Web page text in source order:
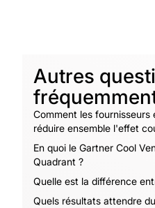
Autres
Comment les
réduire ensemble l'effet
En quoi le Gartner Cool
Quadrant ?
Quelle est la différence
Quels résultats attendre